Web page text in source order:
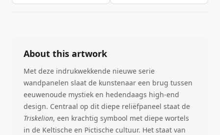
About this artwork
Met deze indrukwekkende nieuwe serie
wandpanelen slaat de kunstenaar een brug tussen
eeuwenoude mystiek en hedendaags high-end
design. Centraal op dit diepe reliëfpaneel staat de
Triskelion, een krachtig symbool met diepe wortels
in de Keltische en Pictische cultuur. Het staat van